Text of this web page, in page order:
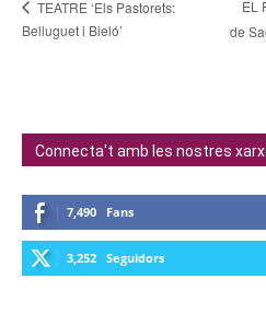
TEATRE ‘Els Pastorets:
Belluguet i Bieló’
EL
de
Connecta't amb les nostres
7,490 Fans
3,252 Seguidors